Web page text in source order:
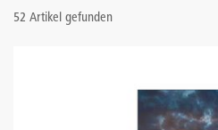
52 Artikel gefunden